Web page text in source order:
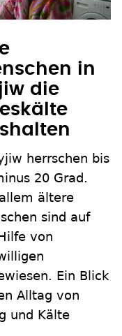
in
die
herrschen bis
20 Grad.
ältere
sind auf
von
Ein Blick
Alltag von
und Kälte